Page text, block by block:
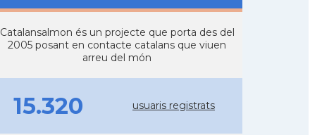
Catalansalmon és un projecte que porta des del
2005 posant en contacte catalans que viuen
arreu del món
15.320 usuaris registrats